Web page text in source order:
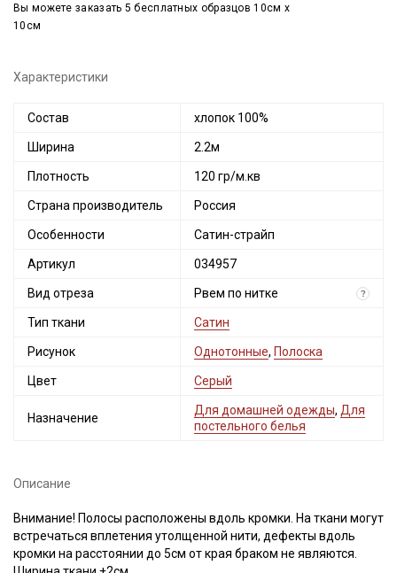
Вы можете заказать 5 бесплатных образцов 10см x
10см
Характеристики
Состав хлопок 100%
Ширина 2.2м
Плотность 120 гр/м.кв
Страна производитель Россия
Особенности Сатин-страйп
Артикул 034957
Вид отреза Рвем по нитке ?
Тип ткани Сатин
Рисунок Однотонные, Полоска
Цвет Серый
Назначение
Для домашней одежды, Для
постельного белья
Описание
Внимание! Полосы расположены вдоль кромки. На ткани могут
встречаться вплетения утолщенной нити, дефекты вдоль
кромки на расстоянии до 5см от края браком не являются.